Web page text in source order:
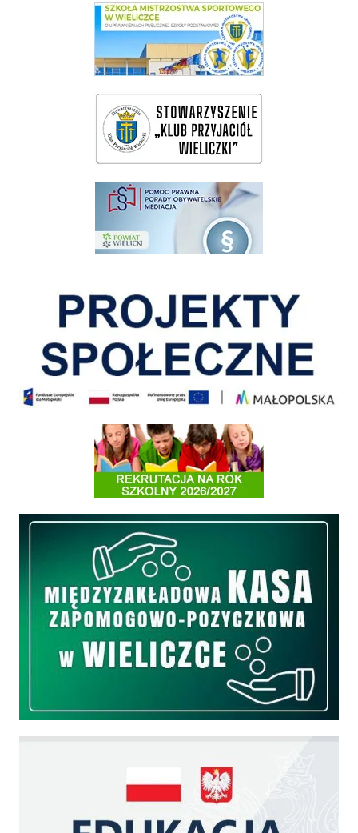
link do SMS Wieliczka
wieliczka-wieliczanie na bis
pomoc prawna wieliczka
Informacja o terminach rekrutacji na rok szkolny 2026/2027
Międzyzakładowa Kasa Zapomogowo - Pożyczkowa